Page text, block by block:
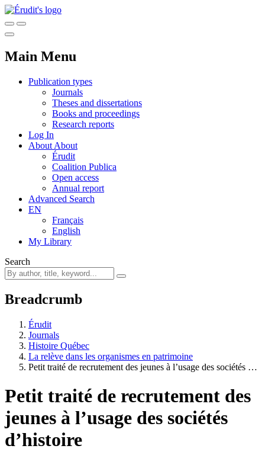
Main Menu
Publication types
Journals
Theses and dissertations
Books and proceedings
Research reports
Log In
About About
Érudit
Coalition Publica
Open access
Annual report
Advanced Search
EN
Français
English
My Library
Search
Breadcrumb
Érudit
Journals
Histoire Québec
La relève dans les organismes en patrimoine
Petit traité de recrutement des jeunes à l’usage des sociétés …
Petit traité de recrutement des
jeunes à l’usage des sociétés
d’histoire